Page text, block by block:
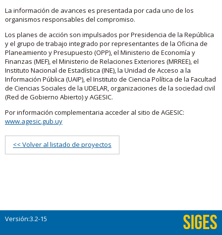
La información de avances es presentada por cada uno de los
organismos responsables del compromiso.
Los planes de acción son impulsados por Presidencia de la República
y el grupo de trabajo integrado por representantes de la Oficina de
Planeamiento y Presupuesto (OPP), el Ministerio de Economía y
Finanzas (MEF), el Ministerio de Relaciones Exteriores (MRREE), el
Instituto Nacional de Estadística (INE), la Unidad de Acceso a la
Información Pública (UAIP), el Instituto de Ciencia Política de la Facultad
de Ciencias Sociales de la UDELAR, organizaciones de la sociedad civil
(Red de Gobierno Abierto) y AGESIC.
Por información complementaria acceder al sitio de AGESIC:
www.agesic.gub.uy
<< Volver al listado de proyectos
Versión:3.2-15